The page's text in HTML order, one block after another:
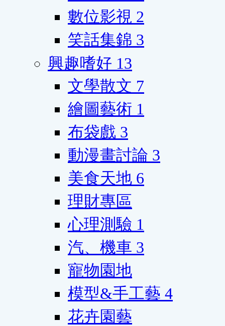
數位影視 2
笑話集錦 3
興趣嗜好 13
文學散文 7
繪圖藝術 1
布袋戲 3
動漫畫討論 3
美食天地 6
理財專區
心理測驗 1
汽、機車 3
寵物園地
模型&手工藝 4
花卉園藝